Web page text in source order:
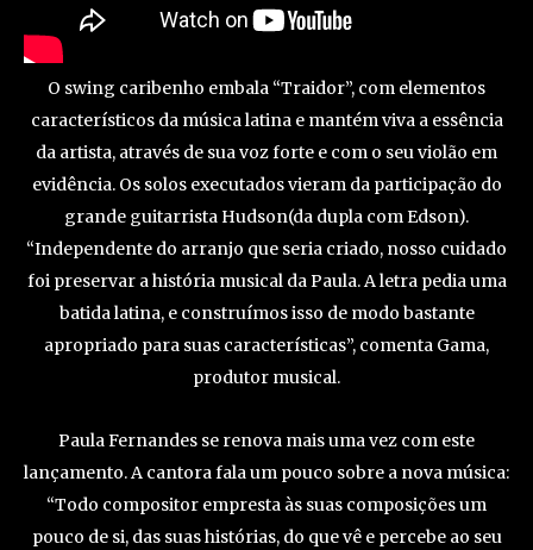
O swing caribenho embala “Traidor”, com elementos
característicos da música latina e mantém viva a essência
da artista, através de sua voz forte e com o seu violão em
evidência. Os solos executados vieram da participação do
grande guitarrista Hudson(da dupla com Edson).
“Independente do arranjo que seria criado, nosso cuidado
foi preservar a história musical da Paula. A letra pedia uma
batida latina, e construímos isso de modo bastante
apropriado para suas características”, comenta Gama,
produtor musical.
Paula Fernandes se renova mais uma vez com este
lançamento. A cantora fala um pouco sobre a nova música:
“Todo compositor empresta às suas composições um
pouco de si, das suas histórias, do que vê e percebe ao seu